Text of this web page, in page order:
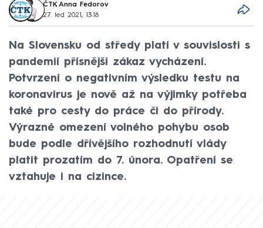
ČTK, Anna Fedorov
27. led 2021, 13:18
Na Slovensku od středy platí v souvislosti s
pandemií přísnější zákaz vycházení.
Potvrzení o negativním výsledku testu na
koronavirus je nově až na výjimky potřeba
také pro cesty do práce či do přírody.
Výrazné omezení volného pohybu osob
bude podle dřívějšího rozhodnutí vlády
platit prozatím do 7. února. Opatření se
vztahuje i na cizince.